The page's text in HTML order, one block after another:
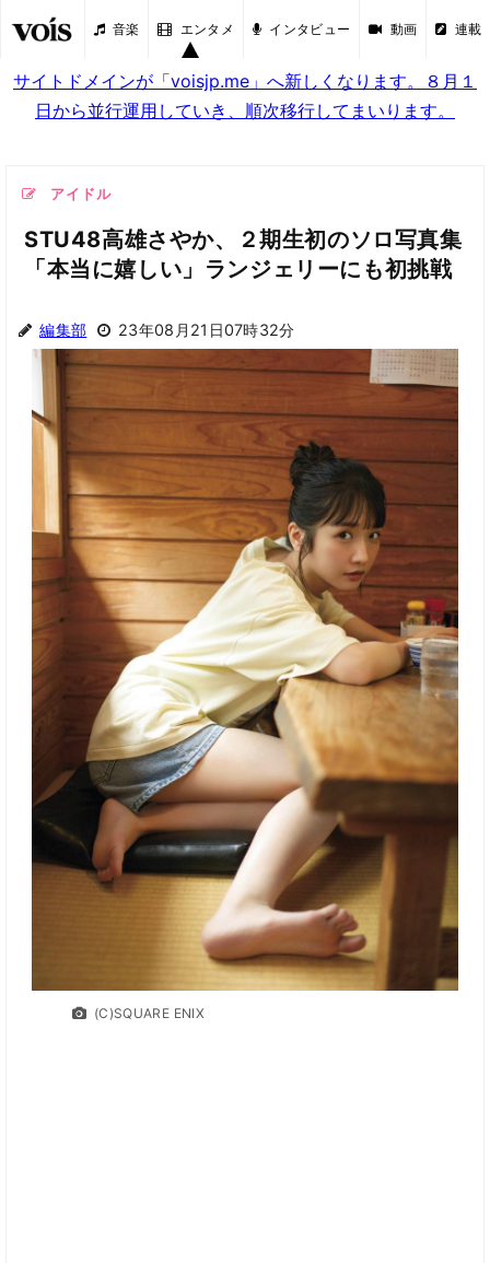
音楽 エンタメ インタビュー 動画 連載
サイトドメインが「voisjp.me」へ新しくなります。８月１
日から並行運用していき、順次移行してまいります。
アイドル
STU48高雄さやか、２期生初のソロ写真集
「本当に嬉しい」ランジェリーにも初挑戦
編集部 23年08月21日07時32分
(C)SQUARE ENIX